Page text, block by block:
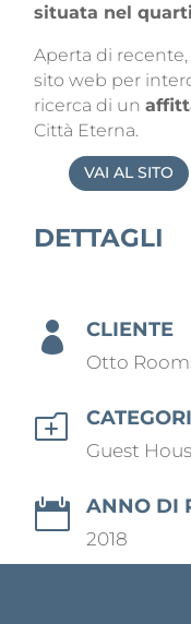
situata nel
Aperta di
sito web per
ricerca di un
Città Eterna.
VAI AL SITO
DETTAGLI
 CLIENTE
Otto
o
Guest
 ANNO DI
2018